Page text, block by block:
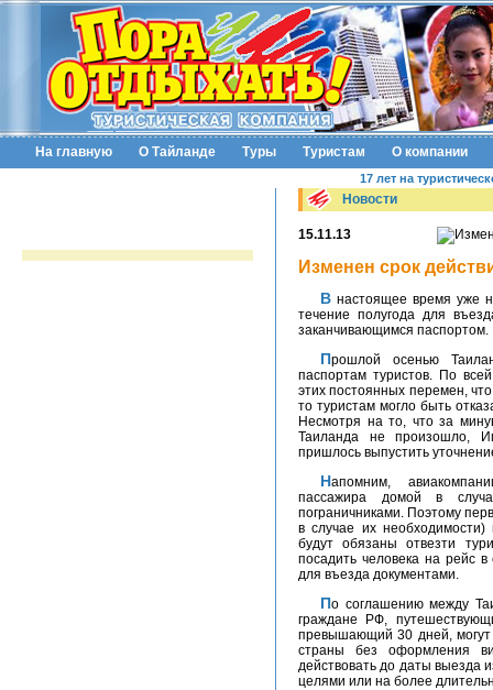
На главную О Тайланде Туры Туристам О компании
17 лет на
Новости
15.11.13
Изменен срок
В настоящее время уже не актуальны требования о действии паспорта в
течение полугода для
заканчивающимся паспортом.
Прошлой осенью Таиланд в очередной раз поменял требования к
паспортам туристов. По
этих постоянных перемен,
то туристам могло быть
Несмотря на то, что за
Таиланда не произошло,
пришлось выпустить
Напомним, авиакомпании несут ответственность за возвращение
пассажира домой в
пограничниками. Поэтому
в случае их
будут обязаны отвезти
посадить человека на рейс
для въезда документами.
По соглашению между Таиландом и Россией о безвизовом пространстве,
граждане РФ,
превышающий 30 дней, могут
страны без оформления
действовать до даты выезда
целями или на более